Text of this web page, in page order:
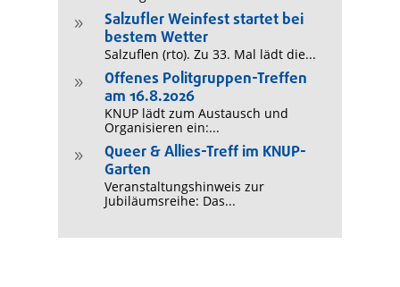
9
Salzufler Weinfest startet bei
bestem Wetter
Salzuflen (rto). Zu 33. Mal lädt die...
9
Offenes Politgruppen-Treffen
am 16.8.2026
KNUP lädt zum Austausch und
Organisieren ein:...
9
Queer & Allies-Treff im KNUP-
Garten
Veranstaltungshinweis zur
Jubiläumsreihe: Das...